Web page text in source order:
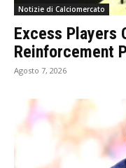
Notizie di Calciomercato
Excess Players
Reinforcement
Agosto 7, 2026